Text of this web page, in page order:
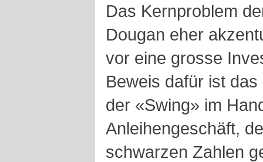
Das Kernproblem
Dougan eher
vor eine grosse
Beweis dafür ist
der «Swing» im
Anleihengeschäft,
schwarzen Zahlen